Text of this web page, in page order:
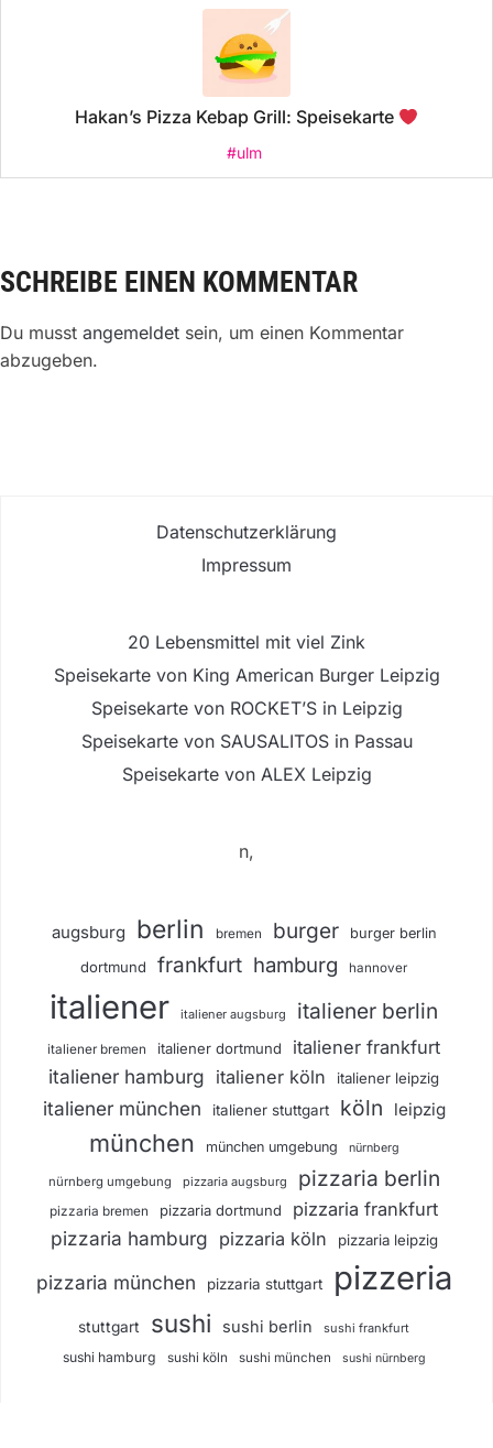
Hakan’s Pizza Kebap Grill: Speisekarte
#ulm
SCHREIBE EINEN KOMMENTAR
Du musst angemeldet sein, um einen Kommentar
abzugeben.
Datenschutzerklärung
Impressum
20 Lebensmittel mit viel Zink
Speisekarte von King American Burger Leipzig
Speisekarte von ROCKET’S in Leipzig
Speisekarte von SAUSALITOS in Passau
Speisekarte von ALEX Leipzig
n,
augsburg berlin bremen burger burger berlin
dortmund frankfurt hamburg hannover
italiener italiener augsburg italiener berlin
italiener bremen italiener dortmund italiener frankfurt
italiener hamburg italiener köln italiener leipzig
italiener münchen italiener stuttgart köln leipzig
münchen münchen umgebung nürnberg
nürnberg umgebung pizzaria augsburg pizzaria berlin
pizzaria bremen pizzaria dortmund pizzaria frankfurt
pizzaria hamburg pizzaria köln pizzaria leipzig
pizzaria münchen pizzaria stuttgart pizzeria
stuttgart sushi sushi berlin sushi frankfurt
sushi hamburg sushi köln sushi münchen sushi nürnberg